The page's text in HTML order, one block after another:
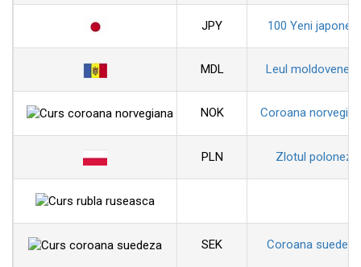
JPY 100 Yeni japonezi
MDL Leul
NOK Coroana
PLN Zlotul polonez
SEK Coroana suedeza